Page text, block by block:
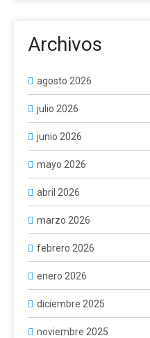
Archivos
agosto 2026
julio 2026
junio 2026
mayo 2026
abril 2026
marzo 2026
febrero 2026
enero 2026
diciembre 2025
noviembre 2025